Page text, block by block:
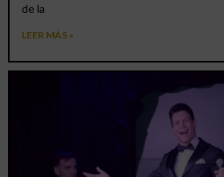
de la
LEER MÁS »